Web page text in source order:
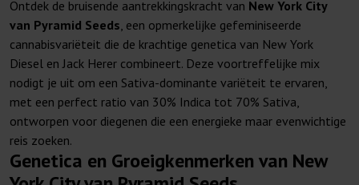
Ontdek de bruisende aantrekkingskracht van New York City
van Pyramid Seeds, een opmerkelijke gefeminiseerde
cannabisvariëteit die de krachtige genetica van New York
Diesel en Jack Herer combineert. Deze voortreffelijke mix
nodigt je uit om een Sativa-dominante variëteit te ervaren,
met een perfect ratio van 30% Indica tot 70% Sativa,
ontworpen voor diegenen die een energieke maar evenwichtige
reis zoeken.
Genetica en Groeigkenmerken van New